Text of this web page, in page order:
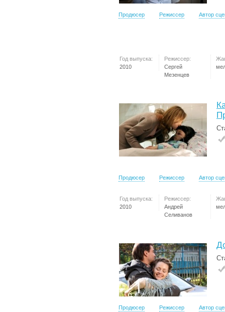
Продюсер Режиссер Автор
Год выпуска:
2010
Режиссер:
Сергей
Мезенцев
Продюсер Режиссер Автор
Год выпуска:
2010
Режиссер:
Андрей
Селиванов
Продюсер Режиссер Автор